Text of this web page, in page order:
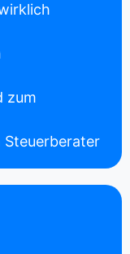
zum
Steuerberater